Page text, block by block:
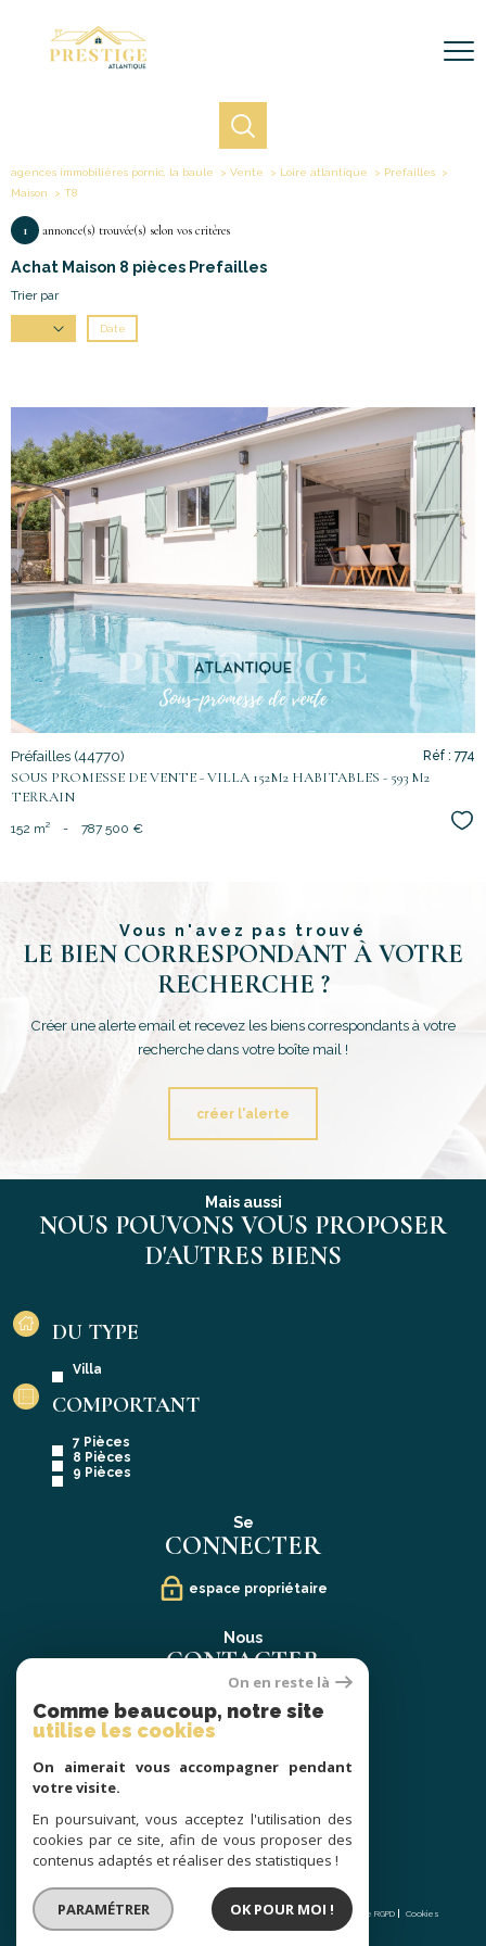
agences immobilières pornic, la baule Vente Loire atlantique
Prefailles
Maison
T8
1 annonce(s) trouvée(s) selon vos critères
Achat Maison 8 pièces Prefailles
Trier par
Date
bien
Préfailles (44770)
SOUS PROMESSE DE VENTE - VILLA 152M2 HABITABLES - 593 M2
TERRAIN
Réf : 774
152 m² - 787 500 €
Vous n'avez pas trouvé
LE BIEN CORRESPONDANT À VOTRE
RECHERCHE ?
Créer une alerte email et recevez les biens correspondants à votre
recherche dans votre boîte mail !
créer l'alerte
Mais aussi
NOUS POUVONS VOUS PROPOSER
D'AUTRES BIENS
DU TYPE
Villa
COMPORTANT
7 Pièces
8 Pièces
9 Pièces
Se
CONNECTER
espace propriétaire
Nous
CONTACTER
02 40 21 91 13
contact@prestige-atlantique.fr
SUIVRE
© 2026 | Tous droits réservés | Traduction powered by Google |
Nos honoraires
Plan du site Mentions légales Admin Partenaires Politique RGPD Cookies
On en reste là
Comme beaucoup, notre site
utilise les cookies
On aimerait vous accompagner pendant
votre visite.
En poursuivant, vous acceptez l'utilisation des
cookies par ce site, afin de vous proposer des
contenus adaptés et réaliser des statistiques !
PARAMÉTRER OK POUR MOI !